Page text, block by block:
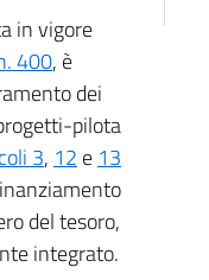
in vigore
400, è
dei
pilota
3, 12 e 13
del tesoro,
integrato.